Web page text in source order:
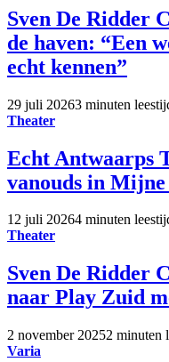
Sven De Ridder
de haven: “Een
echt kennen”
29 juli 20263 minuten
Theater
Echt Antwaarps
vanouds in
12 juli 20264 minuten
Theater
Sven De Ridder
naar Play Zuid
2 november 20252 minuten
Varia